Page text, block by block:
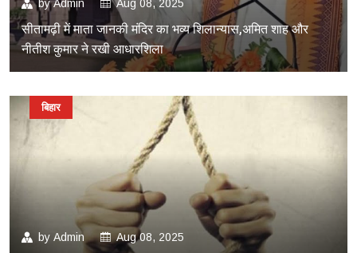
byAdmin Aug 08, 2025
सीतामढ़ी में माता जानकी मंदिर का भव्य शिलान्यास,अमित शाह और
नीतीश कुमार ने रखी आधारशिला
by Admin Aug 08, 2025
बिहार